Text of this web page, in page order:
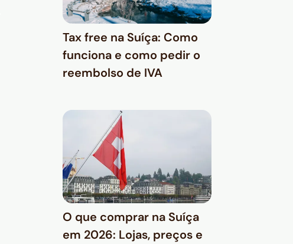
Tax free na Suíça: Como
funciona e como pedir o
reembolso de IVA
O que comprar na Suíça
em 2026: Lojas, preços e